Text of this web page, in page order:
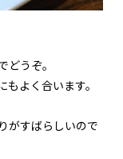
どうぞ。
よく合います。
がすばらしいので